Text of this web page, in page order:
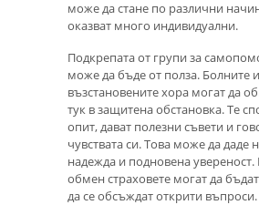
може да стане по различни
оказват много индивидуални.
Подкрепата от групи за
може да бъде от полза. Болните и
възстановените хора могат да
тук в защитена обстановка. Те
опит, дават полезни съвети и
чувствата си. Това може да даде
надежда и подновена
обмен страховете могат да
да се обсъждат открити въпроси.